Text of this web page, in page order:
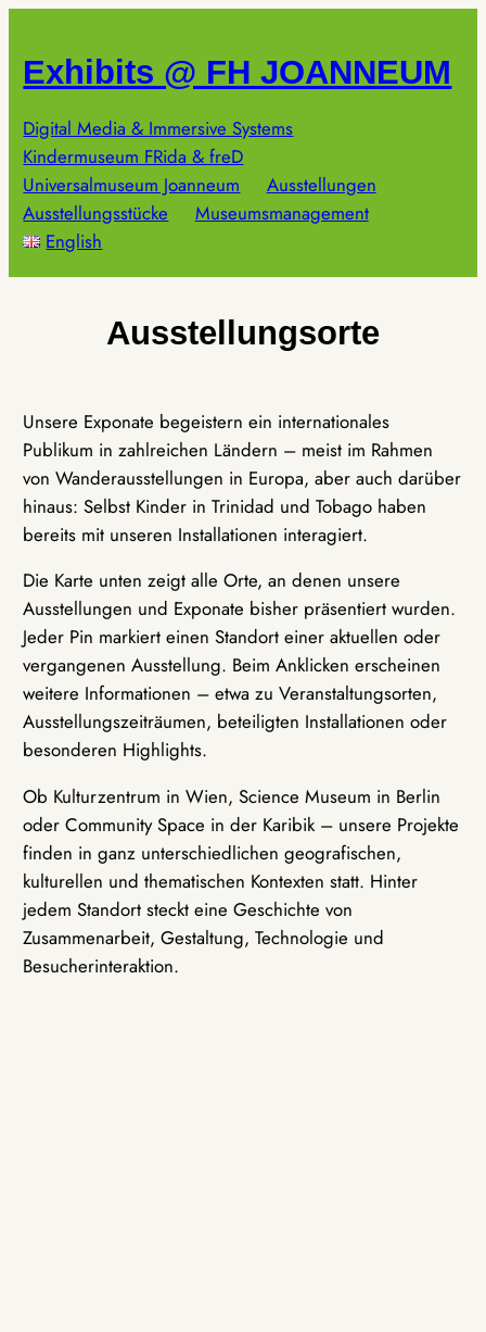
springen
Exhibits @ FH JOANNEUM
Digital Media & Immersive Systems
Kindermuseum FRida & freD
Universalmuseum Joanneum
Ausstellungen
Ausstellungsstücke
Museumsmanagement
English
Ausstellungsorte
Unsere Exponate begeistern ein internationales
Publikum in zahlreichen Ländern – meist im Rahmen
von Wanderausstellungen in Europa, aber auch darüber
hinaus: Selbst Kinder in Trinidad und Tobago haben
bereits mit unseren Installationen interagiert.
Die Karte unten zeigt alle Orte, an denen unsere
Ausstellungen und Exponate bisher präsentiert wurden.
Jeder Pin markiert einen Standort einer aktuellen oder
vergangenen Ausstellung. Beim Anklicken erscheinen
weitere Informationen – etwa zu Veranstaltungsorten,
Ausstellungszeiträumen, beteiligten Installationen oder
besonderen Highlights.
Ob Kulturzentrum in Wien, Science Museum in Berlin
oder Community Space in der Karibik – unsere Projekte
finden in ganz unterschiedlichen geografischen,
kulturellen und thematischen Kontexten statt. Hinter
jedem Standort steckt eine Geschichte von
Zusammenarbeit, Gestaltung, Technologie und
Besucherinteraktion.